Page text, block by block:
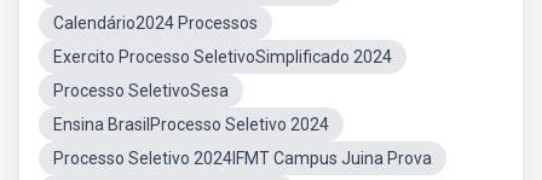
Calendário2024 Processos
Exercito Processo SeletivoSimplificado 2024
Processo SeletivoSesa
Ensina BrasilProcesso Seletivo 2024
Processo Seletivo 2024IFMT Campus Juina Prova